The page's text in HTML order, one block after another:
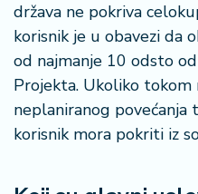
država ne pokriva
korisnik je u obavezi da
od najmanje 10 odsto
Projekta. Ukoliko tokom
neplaniranog povećanja
korisnik mora pokriti iz